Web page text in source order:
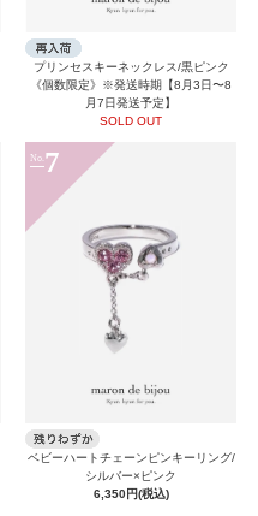
プリンセスキーネックレス/黒ピンク
《個数限定》※発送時期【8月3日〜8
月7日発送予定】
SOLD OUT
No. 7
ベビーハートチェーンピンキーリング/
シルバー×ピンク
6,350円(税込)